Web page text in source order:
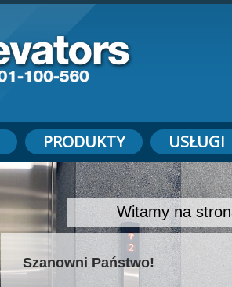
PRODUKTY USŁUGI
Witamy na
Szanowni Państwo!